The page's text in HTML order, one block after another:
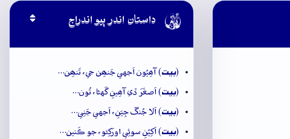
 داستان اندر ٻيو اندراج
(بيت) آھِيُون اَجهي جَنھِن جي، تَنھِن…
(بيت) اَصغَرَ ڏي آھِينِ گَهڻا، تُون…
(بيت) اَلا جُنگَ جِيَنِ، اَجهي جَنِي…
(بيت) اَکِيُنِ سوئِي اورَکِئو، جو ڪَنين…